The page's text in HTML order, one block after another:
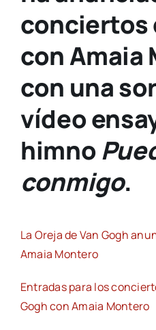
conciertos
con Amaia
con una
vídeo
himno
conmigo.
La Oreja de Van Gogh
Amaia Montero
Entradas para los
Gogh con Amaia Montero